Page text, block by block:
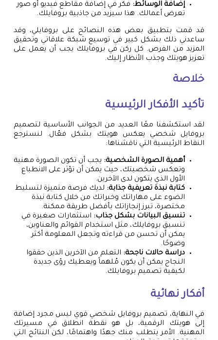
إضافة الوسائط: فكر في إضافة مقاطع فيديو أو صور
تعرض أعمالك. هذا سيزيد من جاذبية بروفايلك.
قد قمت بتطبيق بعض هذه النصائح على بروفايلي، وقد
ساعدني ذلك بشكل كبير في توسيع شبكة علاقاتي وتحقيق
المزيد من الفرص. كل ركن في بروفايلك يجب أن يعمل على
تعزيز هويتك وجذب الأنظار إليك.
خلاصة
تأكيد الأفكار الرئيسية
لقد استكشفنا معًا العديد من الجوانب الأساسية لتصميم
بروفايل شخصي يعكس هويتك بشكل فعّال. لنسترجع
النقاط الرئيسية التي ناقشناها:
أهمية الصورة الشخصية: يجب أن تكون الصورة مهنية
وتعكس شخصيتك، حيث يمكن أن تؤثر على الانطباع
الأول الذي يتكون لدى الآخرين.
كتابة نبذة تعريفية جذابة: لديك فرصة متميزة لتسليط
الضوء على مهاراتك وخبراتك من خلال كتابة نبذة
مختصرة، تبرز إنجازاتك بأفضل طريقة ممكنة.
تنسيق البيانات بشكل جذاب: استثمارات صغيرة في
تنسيق بروفايلك، مثل استخدام القوائم والعناوين،
يمكن أن تحسن من قراءته وتجعل المعلومة أكثر
وضوحًا.
دراسة حالات ناجحة: التعلم من الآخرين الذين حققوا
النجاح يمكن أن يكون مُلهماً ويعطيك رؤى جديدة
لكيفية تصميم بروفايلك.
أفكار نهائية
في النهاية، تصميم بروفايل شخصي قوي ليس مجرد إضافة
إلى هويتك الرقمية، بل هو نقطة انطلاق في مسيرتك
المهنية. الأمر يتطلب منك جهدًا واهتمامًا، لكن النتائج التي